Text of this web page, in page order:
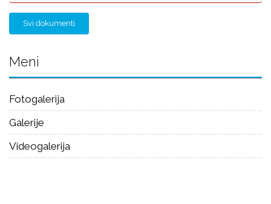
Svi dokumenti
Meni
Fotogalerija
Galerije
Videogalerija